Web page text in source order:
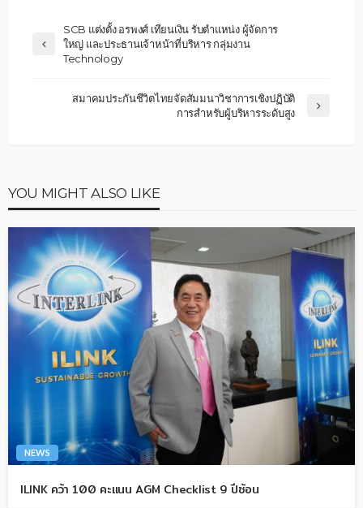
SCB แต่งตั้ง อรพงศ์ เทียนเงิน รับตำแหน่ง ผู้จัดการ
ใหญ่ และประธานเจ้าหน้าที่บริหาร กลุ่มงาน
Technology
สมาคมประกันชีวิตไทยจัดสัมมนาวิชาการเชิงปฏิบัติ
การสำหรับผู้บริหารระดับสูง
YOU MIGHT ALSO LIKE
NEWS
ILINK คว้า 100 คะแนน AGM Checklist 9 ปีซ้อน